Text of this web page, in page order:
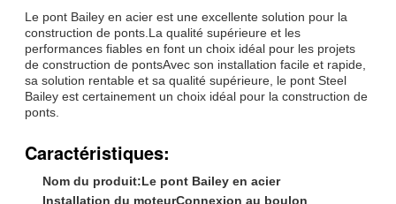
Le pont Bailey en acier est une excellente solution pour la
construction de ponts.La qualité supérieure et les
performances fiables en font un choix idéal pour les projets
de construction de pontsAvec son installation facile et rapide,
sa solution rentable et sa qualité supérieure, le pont Steel
Bailey est certainement un choix idéal pour la construction de
ponts.
Caractéristiques:
Nom du produit:Le pont Bailey en acier
Installation du moteurConnexion au boulon